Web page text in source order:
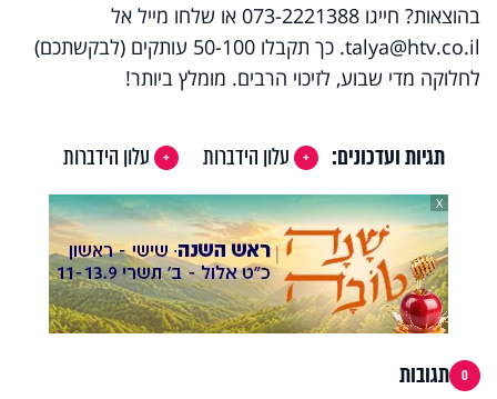
בהוצאות? חייגו 073-2221388 או שלחו מייל אל
talya@htv.co.il. כך תקבלו 50-100 עותקים (לבקשתכם)
לחלוקה מדי שבוע, לזיכוי הרבים. מומלץ ביותר!
תגיות ועדכונים: עלון הידברות עלון הידברות
X
0 תגובות